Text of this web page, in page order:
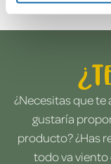
¿Necesitas que te
gustaría
producto? ¿Has
todo va